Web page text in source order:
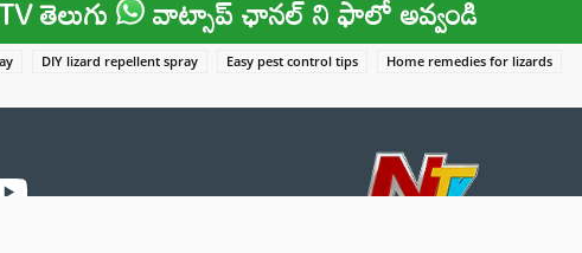
తెలుగు వాట్సాప్ ఛానల్ ని ఫాలో అవ్వండి
DIY lizard repellent spray Easy pest control tips
Home remedies for lizards